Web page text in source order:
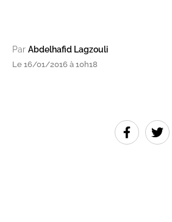
Par Abdelhafid Lagzouli
Le 16/01/2016 à 10h18